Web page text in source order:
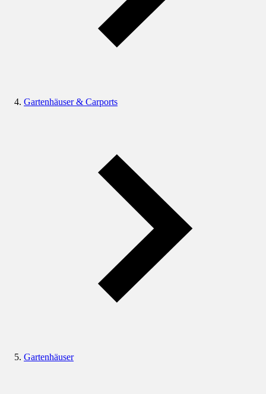
Gartenhäuser & Carports
Gartenhäuser